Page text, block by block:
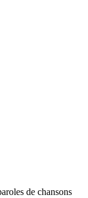
de chansons